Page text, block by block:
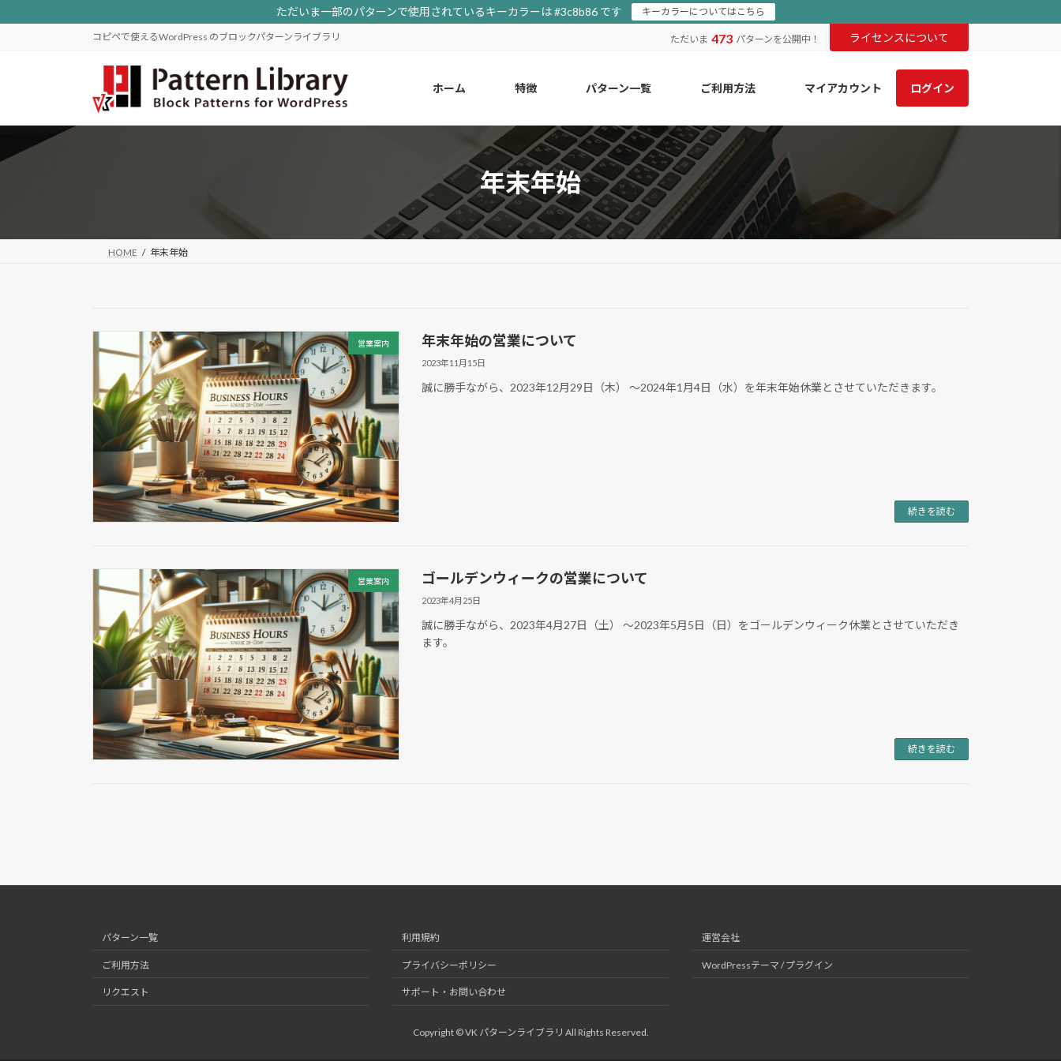
ン
ス
ッ
ビ
ン
移
ただいま一部のパターンで使用されているキーカラーは #3c8b86 です キーカラーについてはこちら
コピペで使えるWordPress のブロックパターンライブラリ ただいま 473 パターンを公開中！ ライセンスについて
ホーム 特徴 パターン一覧 ご利用方法 マイアカウント ログイン
年末年始
HOME 年末年始
営業案内 年末年始の営業について
2023年11月15日
誠に勝手ながら、2023年12月29日（木） ～2024年1月4日（水）を年末年始休業とさせていただきます。
続きを読む
営業案内 ゴールデンウィークの営業について
2023年4月25日
誠に勝手ながら、2023年4月27日（土） ～2023年5月5日（日）をゴールデンウィーク休業とさせていただき
ます。
続きを読む
パターン一覧
ご利用方法
リクエスト
利用規約
プライバシーポリシー
サポート・お問い合わせ
運営会社
WordPressテーマ / プラグイン
Copyright © VK パターンライブラリ All Rights Reserved.